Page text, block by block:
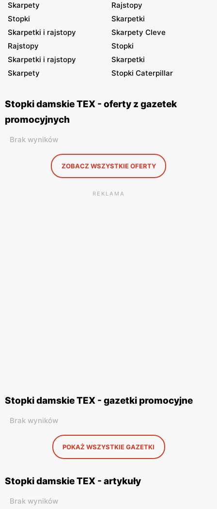
Skarpety
Rajstopy
Stopki
Skarpetki
Skarpetki i rajstopy
Skarpety Cleve
Rajstopy
Stopki
Skarpetki i rajstopy
Skarpetki
Skarpety
Stopki Caterpillar
Stopki damskie TEX - oferty z gazetek
promocyjnych
Brak wyników
ZOBACZ WSZYSTKIE OFERTY
REKLAMA
Stopki damskie TEX - gazetki promocyjne
Brak wyników
POKAŻ WSZYSTKIE GAZETKI
Stopki damskie TEX - artykuły
Brak wyników